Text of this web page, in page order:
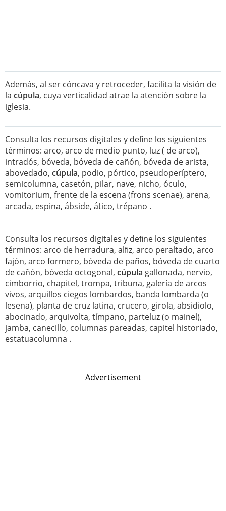
Además, al ser cóncava y retroceder, facilita la visión de
la cúpula, cuya verticalidad atrae la atención sobre la
iglesia.
Consulta los recursos digitales y deﬁne los siguientes
términos: arco, arco de medio punto, luz ( de arco),
intradós, bóveda, bóveda de cañón, bóveda de arista,
abovedado, cúpula, podio, pórtico, pseudoperíptero,
semicolumna, casetón, pilar, nave, nicho, óculo,
vomitorium, frente de la escena (frons scenae), arena,
arcada, espina, ábside, ático, trépano .
Consulta los recursos digitales y deﬁne los siguientes
términos: arco de herradura, alﬁz, arco peraltado, arco
fajón, arco formero, bóveda de paños, bóveda de cuarto
de cañón, bóveda octogonal, cúpula gallonada, nervio,
cimborrio, chapitel, trompa, tribuna, galería de arcos
vivos, arquillos ciegos lombardos, banda lombarda (o
lesena), planta de cruz latina, crucero, girola, absidiolo,
abocinado, arquivolta, tímpano, parteluz (o mainel),
jamba, canecillo, columnas pareadas, capitel historiado,
estatuacolumna .
Advertisement